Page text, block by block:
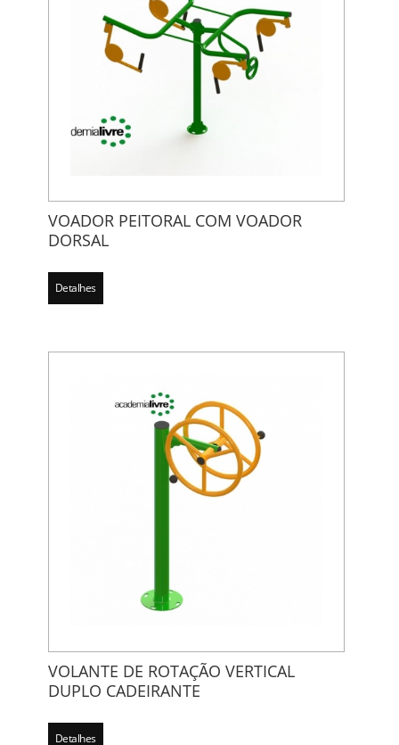
VOADOR PEITORAL COM VOADOR
DORSAL
Detalhes
VOLANTE DE ROTAÇÃO VERTICAL
DUPLO CADEIRANTE
Detalhes